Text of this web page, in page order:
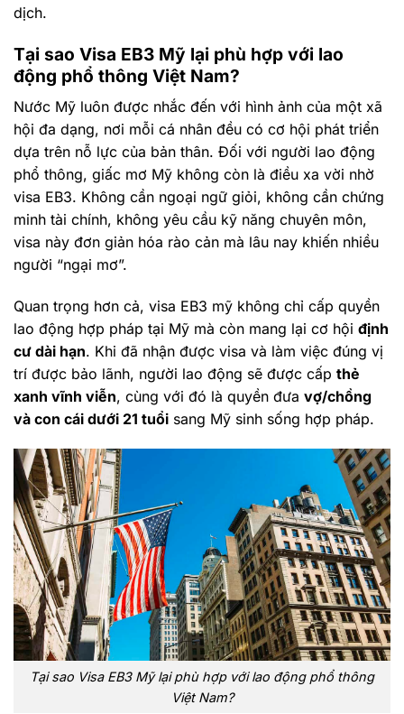
dịch.
Tại sao Visa EB3 Mỹ lại phù hợp với lao
động phổ thông Việt Nam?
Nước Mỹ luôn được nhắc đến với hình ảnh của một xã
hội đa dạng, nơi mỗi cá nhân đều có cơ hội phát triển
dựa trên nỗ lực của bản thân. Đối với người lao động
phổ thông, giấc mơ Mỹ không còn là điều xa vời nhờ
visa EB3. Không cần ngoại ngữ giỏi, không cần chứng
minh tài chính, không yêu cầu kỹ năng chuyên môn,
visa này đơn giản hóa rào cản mà lâu nay khiến nhiều
người “ngại mơ”.
Quan trọng hơn cả, visa EB3 mỹ không chỉ cấp quyền
lao động hợp pháp tại Mỹ mà còn mang lại cơ hội định
cư dài hạn. Khi đã nhận được visa và làm việc đúng vị
trí được bảo lãnh, người lao động sẽ được cấp thẻ
xanh vĩnh viễn, cùng với đó là quyền đưa vợ/chồng
và con cái dưới 21 tuổi sang Mỹ sinh sống hợp pháp.
Tại sao Visa EB3 Mỹ lại phù hợp với lao động phổ thông
Việt Nam?